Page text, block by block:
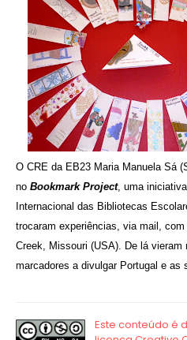
O CRE da EB23 Maria Manuela Sá
no Bookmark Project, uma
Internacional das Bibliotecas
trocaram experiências, via mail,
Creek, Missouri (USA). De lá vieram
marcadores a divulgar Portugal e as